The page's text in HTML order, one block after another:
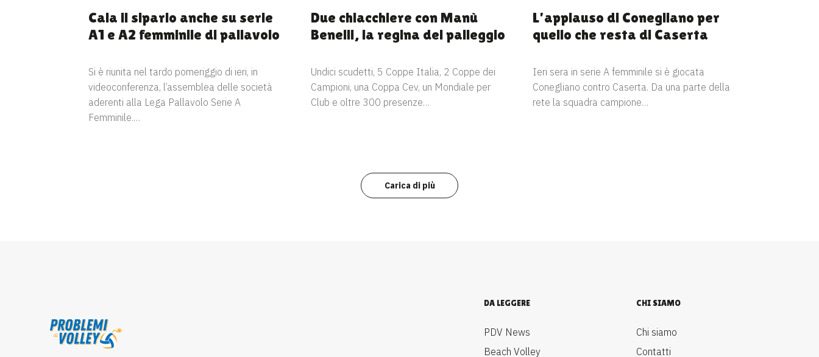
Cala il sipario anche su serie
A1 e A2 femminile di pallavolo
Si è riunita nel tardo pomeriggio di ieri, in
videoconferenza, l’assemblea delle società
aderenti alla Lega Pallavolo Serie A
Femminile.…
Due chiacchiere con Manù
Benelli, la regina del palleggio
Undici scudetti, 5 Coppe Italia, 2 Coppe dei
Campioni, una Coppa Cev, un Mondiale per
Club e oltre 300 presenze…
L’applauso di Conegliano per
quello che resta di Caserta
Ieri sera in serie A femminile si è giocata
Conegliano contro Caserta. Da una parte della
rete la squadra campione…
Carica di più
DA LEGGERE
PDV News
Beach Volley
CHI SIAMO
Chi siamo
Contatti